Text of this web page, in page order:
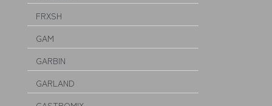
FRXSH
GAM
GARBIN
GARLAND